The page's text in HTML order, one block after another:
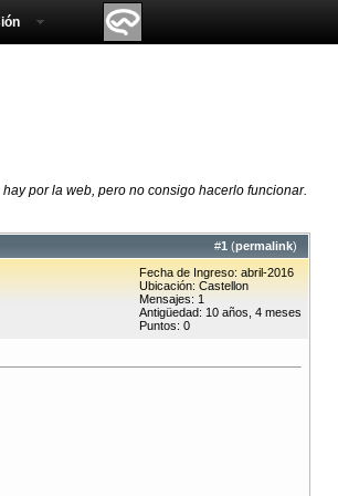
por la web, pero no consigo hacerlo funcionar.
#1 (permalink)
Fecha de Ingreso: abril-2016
Ubicación: Castellon
Mensajes: 1
Antigüedad: 10 años, 4 meses
Puntos: 0